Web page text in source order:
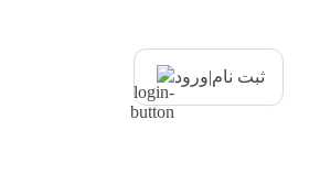
ثبت نام|ورود